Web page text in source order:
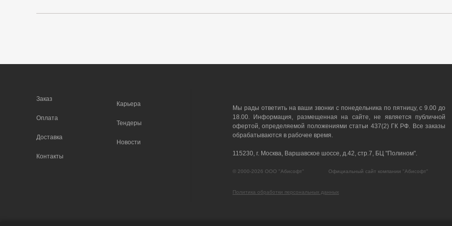
Заказ
Оплата
Доставка
Контакты
Карьера
Тендеры
Новости
Мы рады ответить на ваши звонки с понедельника по пятницу, с 9.00 до
18.00. Информация, размещенная на сайте, не является публичной
офертой, определяемой положениями статьи 437(2) ГК РФ. Все заказы
обрабатываются в рабочее время.
115230, г. Москва, Варшавское шоссе, д.42, стр.7, БЦ "Полином".
© 2000-2026 ООО "Абисофт" Официальный сайт компании "Абисофт"
Политика обработки персональных данных